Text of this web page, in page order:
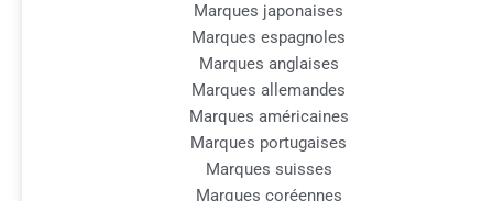
Marques japonaises
Marques espagnoles
Marques anglaises
Marques allemandes
Marques américaines
Marques portugaises
Marques suisses
Marques coréennes